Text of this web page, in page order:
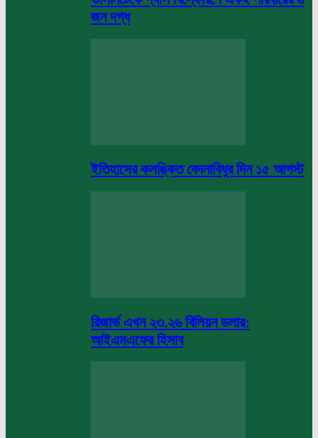
জন দগ্ধ
ইতিহাসের কলঙ্কিত বেদনাবিধুর দিন ১৫ আগস্ট
রিজার্ভ এখন ২৩.২৬ বিলিয়ন ডলার:
আইএমএফের হিসাব